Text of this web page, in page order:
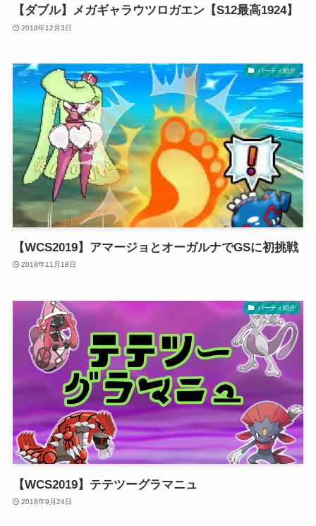
【ダブル】メガギャラウツロガエン【S12最高1924】
2018年12月3日
パーティ紹介
【WCS2019】アマージョとオーガルナでGSに初挑戦
2018年11月18日
パーティ紹介
【WCS2019】テテツーグラマニュ
2018年9月24日